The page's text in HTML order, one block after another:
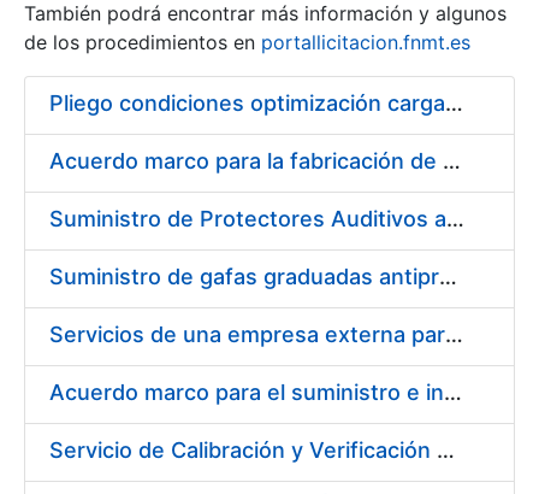
Erakutsi/Ezkutatu
También podrá encontrar más información y algunos
de los procedimientos en portallicitacion.fnmt.es
Pliego condiciones optimización cargas compras firmado
Acuerdo marco para la fabricación de piezas
Suministro de Protectores Auditivos a medida para las personas trabajadoras de los Centros de Trabajo de Madrid y Burgos
Suministro de gafas graduadas antiproyecciones para los trabajadores de la FNMT-RCM en los centros de trabajo de Madrid y Burgos
Servicios de una empresa externa para el asesoramiento y resolución de los recursos de alzada que se presentan relacionados con procesos de selección para la FNMT-RCM
Acuerdo marco para el suministro e instalación de persianas, estores y otros complementos
Servicio de Calibración y Verificación Externa de los Equipos de Medición del Servicio de Prevención de la FNMT-RCM